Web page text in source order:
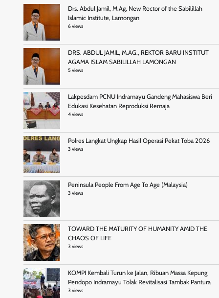
Drs. Abdul Jamil, M.Ag, New Rector of the Sabilillah
Islamic Institute, Lamongan
6 views
DRS. ABDUL JAMIL, M.AG., REKTOR BARU INSTITUT
AGAMA ISLAM SABILILLAH LAMONGAN
5 views
Lakpesdam PCNU Indramayu Gandeng Mahasiswa Beri
Edukasi Kesehatan Reproduksi Remaja
4 views
Polres Langkat Ungkap Hasil Operasi Pekat Toba 2026
3 views
Peninsula People From Age To Age (Malaysia)
3 views
TOWARD THE MATURITY OF HUMANITY AMID THE
CHAOS OF LIFE
3 views
KOMPI Kembali Turun ke Jalan, Ribuan Massa Kepung
Pendopo Indramayu Tolak Revitalisasi Tambak Pantura
3 views